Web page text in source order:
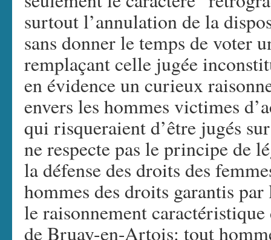
surtout l’annulation de la
sans donner le temps de voter
remplaçant celle jugée
en évidence un curieux
envers les hommes victimes
qui risqueraient d’être jugés
ne respecte pas le principe de
la défense des droits des
hommes des droits garantis
le raisonnement
de Bruay-en-Artois: tout